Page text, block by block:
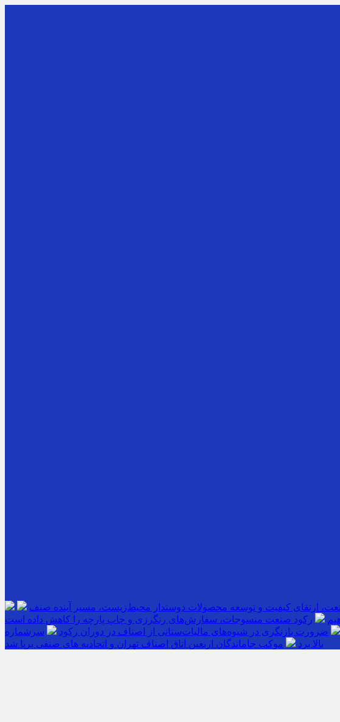
ارتقای کیفیت و توسعه محصولات دوستدار محیط‌زیست، مسیر آینده صنف
رکود صنعت منسوجات، سفارش‌های رنگرزی و چاپ پارچه را کاهش داده است
ضرورت بازنگری در شیوه‌های مالیات‌ستانی از اصناف در دوران رکود
بالا برد
موکب جاماندگان اربعین اتاق اصناف تهران و اتحادیه های صنفی برپا شد